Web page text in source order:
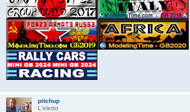
pitchup
L'eletto